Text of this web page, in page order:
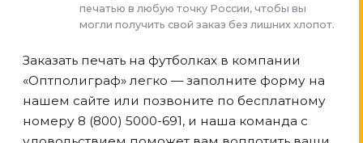
печатью в любую точку России, чтобы вы
могли получить свой заказ без лишних хлопот.
Заказать печать на футболках в компании
«Оптполиграф» легко — заполните форму на
нашем сайте или позвоните по бесплатному
номеру 8 (800) 5000-691, и наша команда с